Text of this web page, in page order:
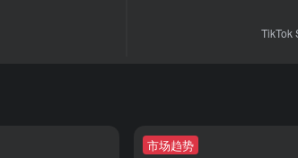
TikTok
市场趋势